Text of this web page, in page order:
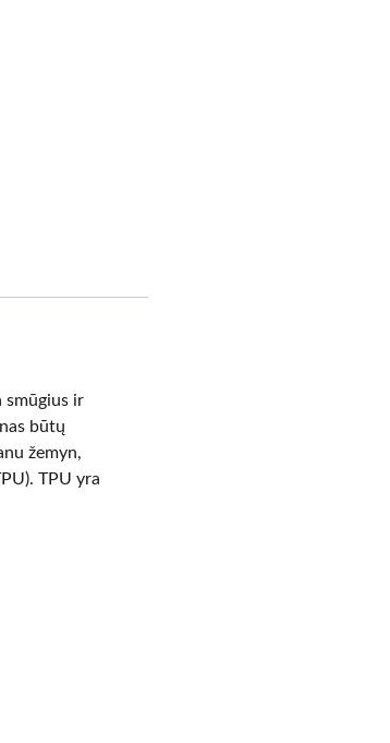
smūgius ir
būtų
žemyn,
TPU yra